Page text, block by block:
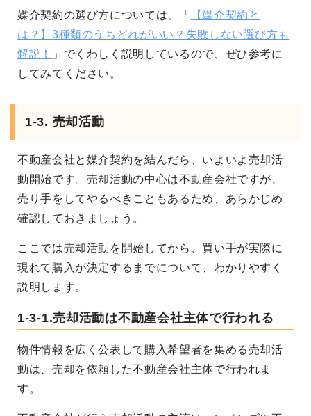
媒介契約の選び方については、「
【媒介契約と
は？】3種類のうちどれがいい？失敗しない選び方も
解説！
」でくわしく説明しているので、ぜひ参考に
してみてください。
1-3. 売却活動
不動産会社と媒介契約を結んだら、いよいよ売却活
動開始です。売却活動の中心は不動産会社ですが、
売り手をしてやるべきこともあるため、あらかじめ
確認しておきましょう。
ここでは売却活動を開始してから、買い手が実際に
現れて購入が決定するまでについて、わかりやすく
説明します。
1-3-1.売却活動は不動産会社主体で行われる
物件情報を広く公表して購入希望者を集める売却活
動は、売却を依頼した不動産会社主体で行われま
す。